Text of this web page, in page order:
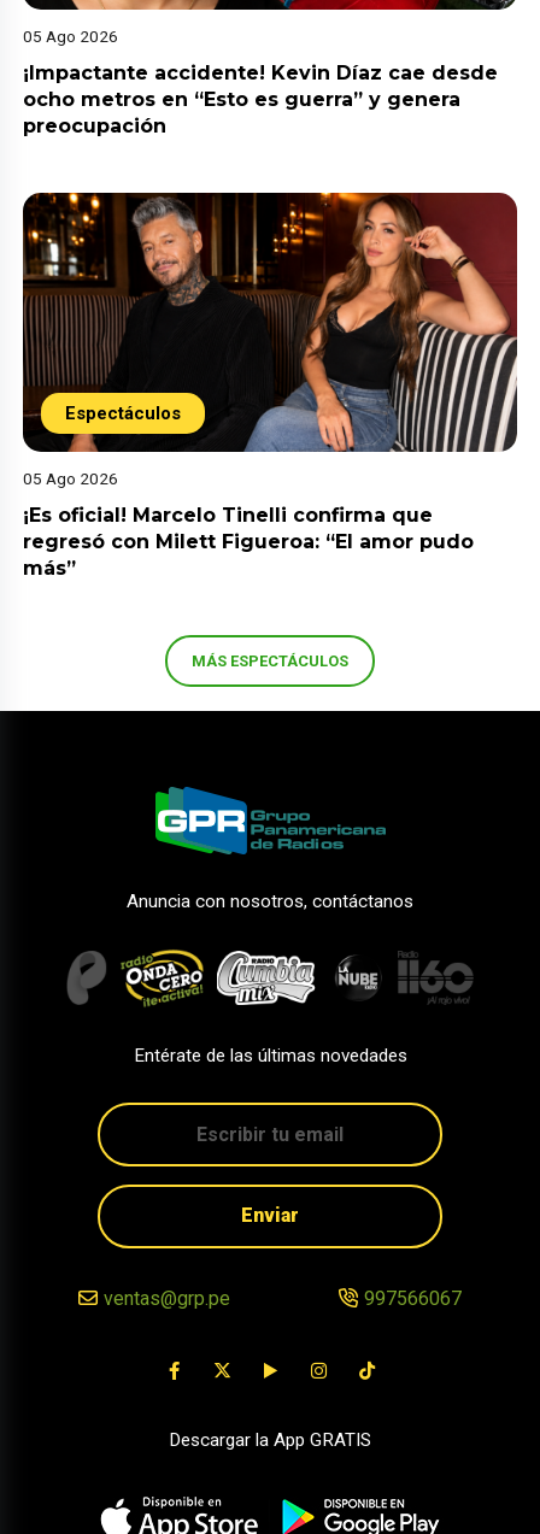
05 Ago 2026
¡Impactante accidente! Kevin Díaz cae desde
ocho metros en “Esto es guerra” y genera
preocupación
Espectáculos
05 Ago 2026
¡Es oficial! Marcelo Tinelli confirma que
regresó con Milett Figueroa: “El amor pudo
más”
MÁS ESPECTÁCULOS
Anuncia con nosotros, contáctanos
Entérate de las últimas novedades
Enviar
ventas@grp.pe 997566067
Descargar la App GRATIS